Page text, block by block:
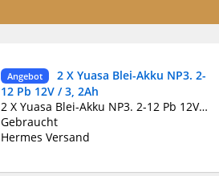
Angebot
2 X Yuasa Blei-Akku NP3. 2-
12 Pb 12V / 3, 2Ah
2 X Yuasa Blei-Akku NP3. 2-12 Pb 12V / 3, 2Ah Gewicht:1,17 kg Hersteller:Yuasa Produktart:Akku Chemische Zusammensetzung:Blei Marke:Yuasa Spannung:12 V Akkukapazität:3,2 Ah Akkutechnik:Blei System: Pb Spannung: 12,0 Volt mAh: 3200 mAh VPE: Tray Zellentyp: Industrie Anschluss-System Blei: Faston Größe Anschluss Blei: 4,8 mm Länge (netto): 134 mm Breite (netto): 67 mm Höhe (netto): 64 mm Nettogewicht: 1170 g Bruttogewicht: 1170 g VdS-Zulassung: Ja
Gebraucht
Hermes Versand